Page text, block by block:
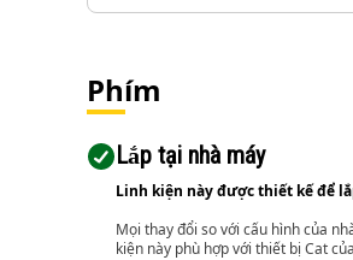
Phím
Lắp tại nhà máy
Linh kiện này được thiết kế để
Mọi thay đổi so với cấu hình của
kiện này phù hợp với thiết bị Cat